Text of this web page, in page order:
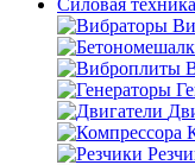
Силовая техника